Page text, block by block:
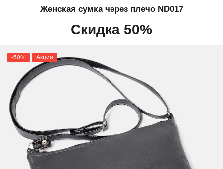
Женская сумка через плечо ND017
Скидка 50%
-50% Акция